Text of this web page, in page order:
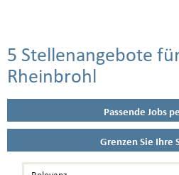
5 Stellenangebote
Rheinbrohl
Passende Jobs
Grenzen Sie Ihre